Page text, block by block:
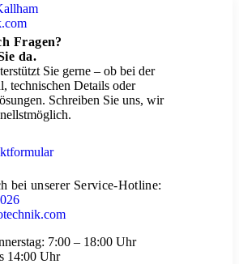
Fragen?
da.
Sie gerne – ob bei der
technischen Details oder
Schreiben Sie uns, wir
bei unserer Service-Hotline:
7:00 – 18:00 Uhr
14:00 Uhr